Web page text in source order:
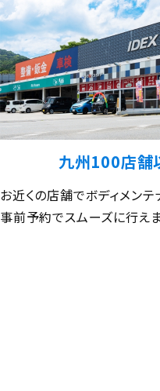
九州100店舗
お近くの店舗でボディメンテ
事前予約でスムーズに行えま